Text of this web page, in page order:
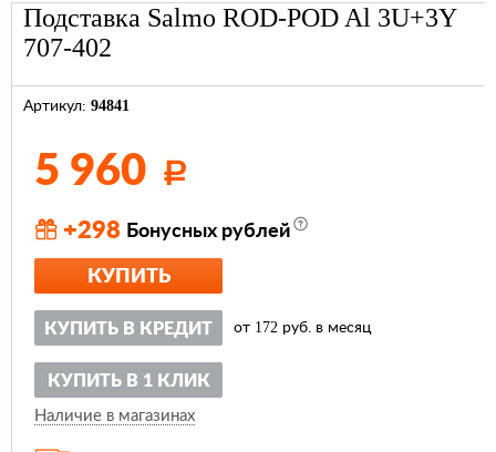
Подставка Salmo ROD-POD Al 3U+3Y
707-402
Артикул: 94841
5 960 Р
+298 Бонусных рублей
КУПИТЬ
КУПИТЬ В КРЕДИТ от 172 руб. в месяц
КУПИТЬ В 1 КЛИК
Наличие в магазинах